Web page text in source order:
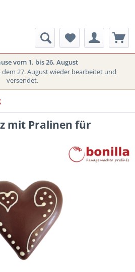
vom 1. bis 26. August
27. August wieder bearbeitet und
versendet.
mit Pralinen für